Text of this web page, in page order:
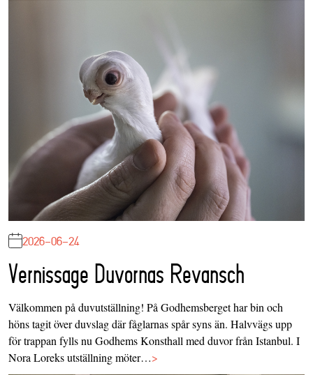
2026-06-24
Vernissage Duvornas Revansch
Välkommen på duvutställning! På Godhemsberget har bin och
höns tagit över duvslag där fåglarnas spår syns än. Halvvägs upp
för trappan fylls nu Godhems Konsthall med duvor från Istanbul. I
Nora Loreks utställning möter…>